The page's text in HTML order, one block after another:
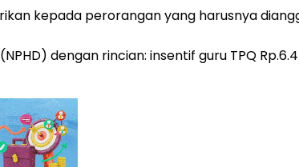
kepada perorangan yang harusnya
dengan rincian: insentif guru TPQ